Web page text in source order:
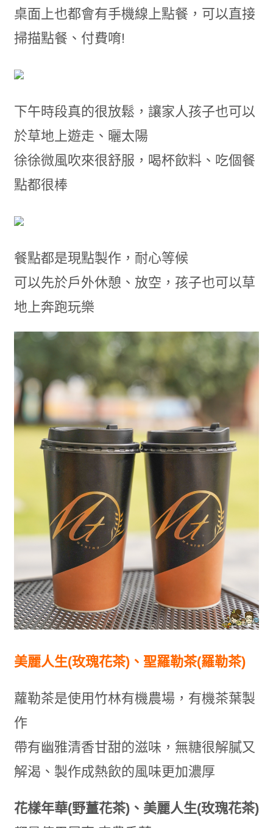
桌面上也都會有手機線上點餐，可以直接
掃描點餐、付費唷!
下午時段真的很放鬆，讓家人孩子也可以
於草地上遊走、曬太陽
徐徐微風吹來很舒服，喝杯飲料、吃個餐
點都很棒
餐點都是現點製作，耐心等候
可以先於戶外休憩、放空，孩子也可以草
地上奔跑玩樂
美麗人生(玫瑰花茶)、聖羅勒茶(羅勒茶)
蘿勒茶是使用竹林有機農場，有機茶葉製
作
帶有幽雅清香甘甜的滋味，無糖很解膩又
解渴、製作成熱飲的風味更加濃厚
花樣年華(野薑花茶)、美麗人生(玫瑰花茶)